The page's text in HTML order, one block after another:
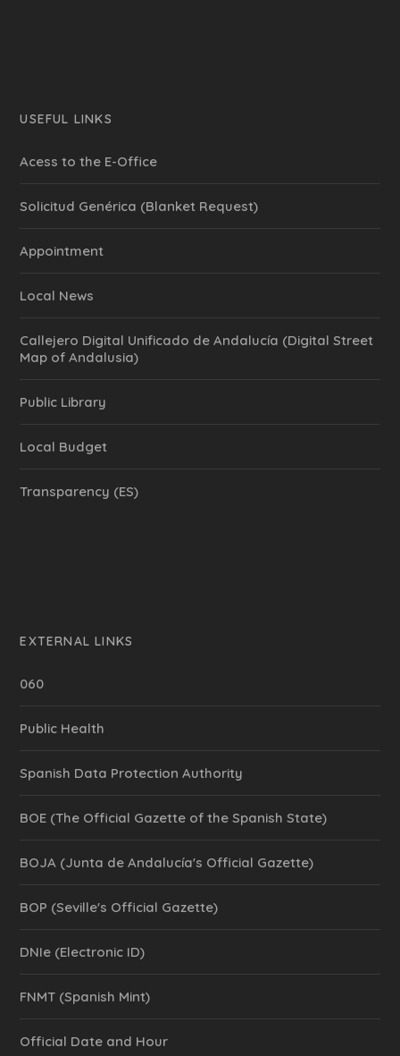
USEFUL LINKS
Acess to the E-Office
Solicitud Genérica (Blanket Request)
Appointment
Local News
Callejero Digital Unificado de Andalucía (Digital Street
Map of Andalusia)
Public Library
Local Budget
Transparency (ES)
EXTERNAL LINKS
060
Public Health
Spanish Data Protection Authority
BOE (The Official Gazette of the Spanish State)
BOJA (Junta de Andalucía's Official Gazette)
BOP (Seville's Official Gazette)
DNIe (Electronic ID)
FNMT (Spanish Mint)
Official Date and Hour